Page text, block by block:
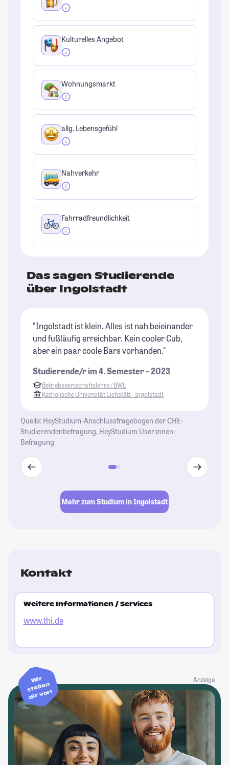
Kulturelles Angebot
Wohnungsmarkt
allg. Lebensgefühl
Nahverkehr
Fahrradfreundlichkeit
Das sagen Studierende
über Ingolstadt
"Ingolstadt ist klein. Alles ist nah beieinander
und fußläufig erreichbar. Kein cooler Cub,
aber ein paar coole Bars vorhanden."
Studierende/r im 4. Semester – 2023
Betriebswirtschaftslehre / BWL
Katholische Universität Eichstätt - Ingolstadt
Quelle: HeyStudium-Anschlussfragebogen der CHE-
Studierendenbefragung, HeyStudium User:innen-
Befragung
Mehr zum Studium in Ingolstadt
Kontakt
Weitere Informationen / Services
www.thi.de
Anzeige
Wir
stellen
dir vor!